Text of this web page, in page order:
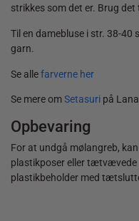
strikkes som det er. Brug
Til en damebluse i str. 38-40
garn.
Se allefarverne her
Se mere omSetasuri på
Opbevaring
For at undgå mølangreb,
plastikposer eller tætvævede
plastikbeholder med